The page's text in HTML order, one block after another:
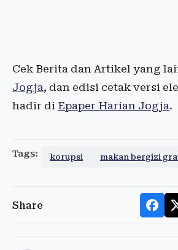
Cek Berita dan Artikel yang
Jogja, dan edisi cetak versi
hadir di Epaper Harian Jogja.
Tags: korupsi makan bergizi
Share